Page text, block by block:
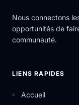
Nous connectons
opportunités de
communauté.
LIENS RAPIDES
Accueil